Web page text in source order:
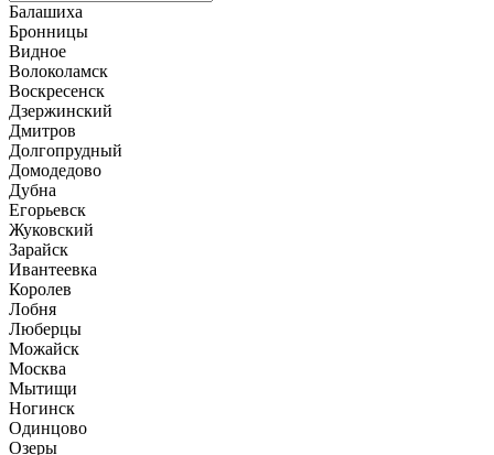
Балашиха
Бронницы
Видное
Волоколамск
Воскресенск
Дзержинский
Дмитров
Долгопрудный
Домодедово
Дубна
Егорьевск
Жуковский
Зарайск
Ивантеевка
Королев
Лобня
Люберцы
Можайск
Москва
Мытищи
Ногинск
Одинцово
Озеры